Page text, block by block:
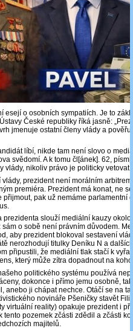
esejí o osobních sympatiích. Je to
České republiky říká jasně:
jmenuje ostatní členy vlády a
líbí, nikde tam není slovo o
svědomí. A k tomu čl[ánek]. 62,
vlády, nikoliv právo je politicky vetovat.
prezident není morálním arbitrem
premiéra. Prezident má konat, ne
pak už nemáme parlamentní
prezidenta slouží mediální kauzy
o sobě není právním důvodem.
aby prezident blokoval sestavení
nerozhodují titulky Deníku N a
připustili, že mediální tlak stačí k
který může zítra dopadnout na
politického systému používá
dokonce i přímo jemu osobně,
anebo ji chápat nechce. Otáčí se na
novináře Pšeničky stavět
virtuální reality) opakuje prezident i
pozemek zčásti zdědil a zčásti
majitelů.